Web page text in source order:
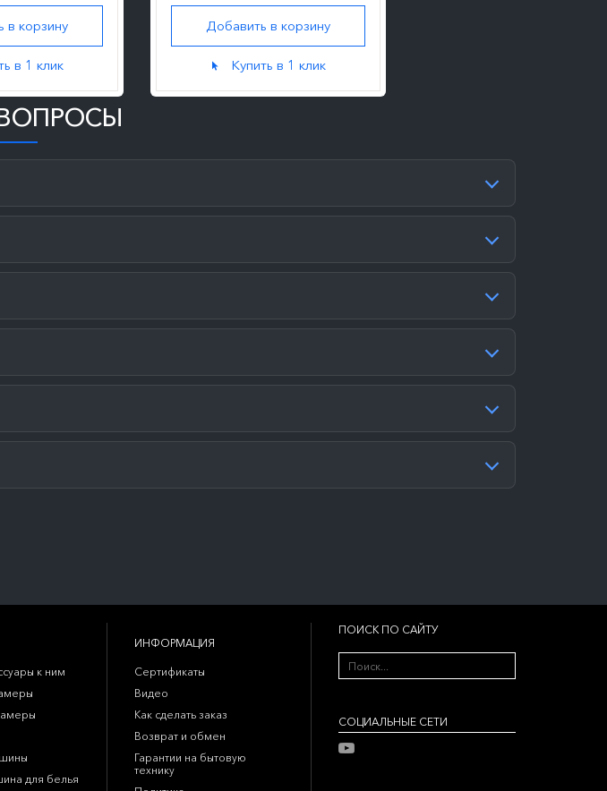
в корзину
в 1 клик
Добавить в корзину
Купить в 1 клик
к ним
для белья
ИНФОРМАЦИЯ
Сертификаты
Видео
Как сделать заказ
Возврат и обмен
Гарантии на бытовую
технику
ПОИСК ПО САЙТУ
CОЦИАЛЬНЫЕ СЕТИ